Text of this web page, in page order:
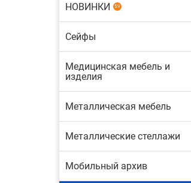
НОВИНКИ 59
Сейфы
Медицинская мебель и
изделия
Металлическая мебель
Металлические стеллажи
Мобильный архив